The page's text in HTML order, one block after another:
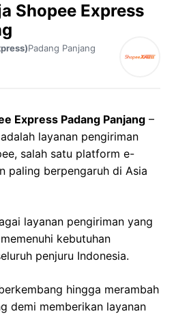
Shopee Express
Padang Panjang
Express Padang Panjang –
layanan pengiriman
salah satu platform e-
paling berpengaruh di Asia
layanan pengiriman yang
kebutuhan
penjuru Indonesia.
hingga merambah
demi memberikan layanan